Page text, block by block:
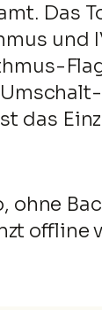
Das
und
das
ohne
offline